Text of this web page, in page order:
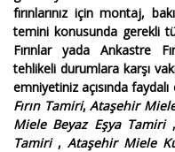
fırınlarınız için montaj,
temini konusunda gerekli
Fırınlar yada Ankastre
tehlikeli durumlara karşı
emniyetiniz açısında faydalı
Fırın Tamiri,Ataşehir
Miele Beyaz Eşya Tamiri ,
Tamiri , Ataşehir Miele